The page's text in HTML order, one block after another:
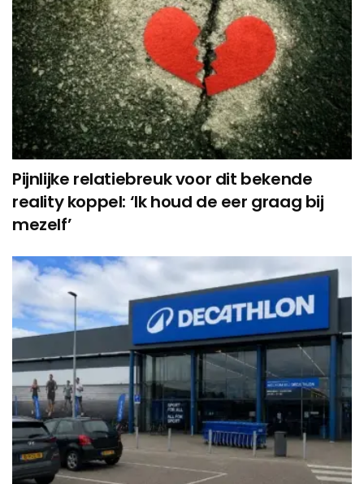
Pijnlijke relatiebreuk voor dit bekende
reality koppel: ‘Ik houd de eer graag bij
mezelf’